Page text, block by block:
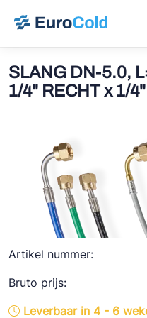
info@eurocold.nl
Merken
BOCK
Frigomec
Onda
VACON
REFFLEX®
Koudemiddelen
Diensten
Log in
SLANG DN-5.0,
1/4" RECHT x 1/
Artikel nummer:
Bruto prijs:
Leverbaar in 4 - 6